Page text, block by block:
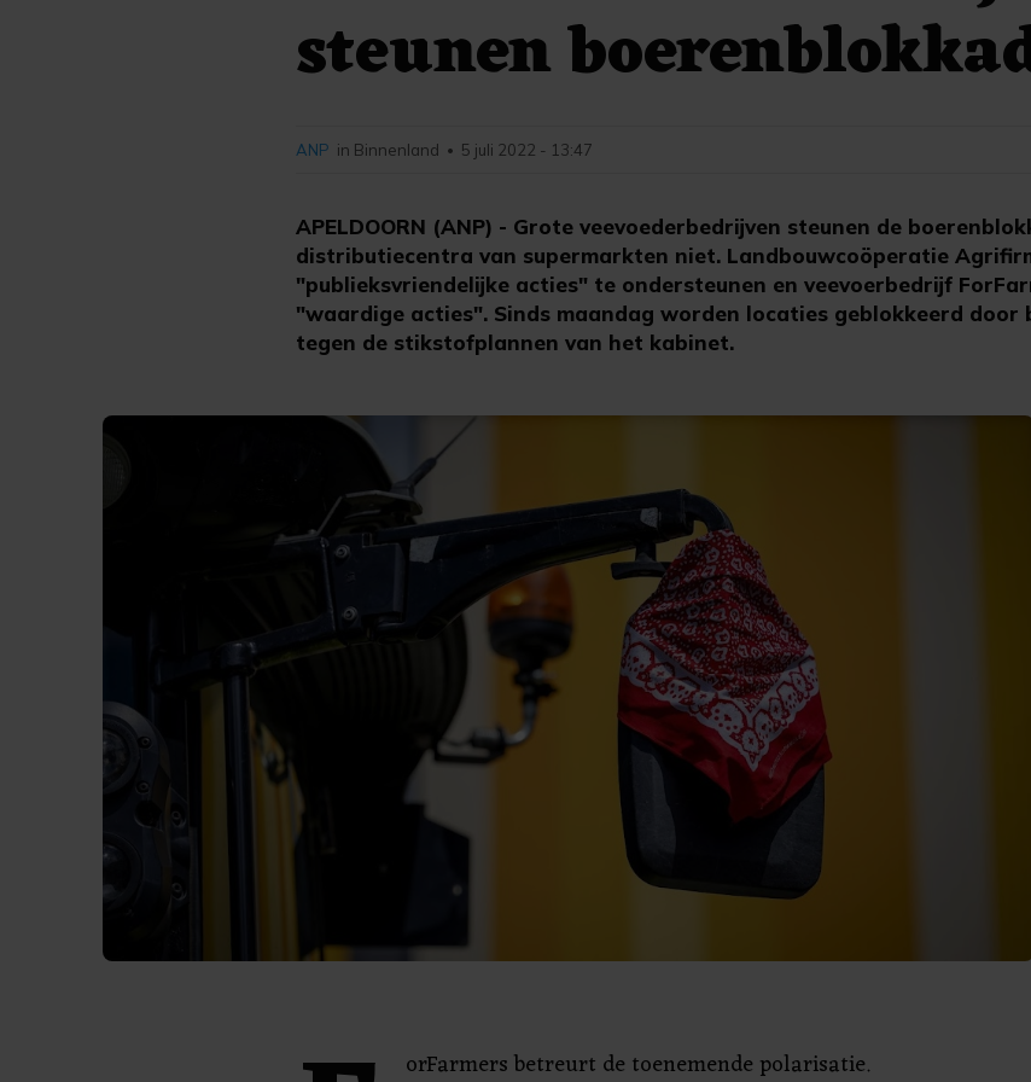
steunen
APELDOORN (ANP) - Grote veevoederbedrijven steunen de
distributiecentra van supermarkten niet. Landbouwcoöperatie
"publieksvriendelijke acties" te ondersteunen en veevoerbedrijf
"waardige acties". Sinds maandag worden locaties geblokkeerd door
tegen de stikstofplannen van het kabinet.
ANP in Binnenland • 5 juli 2022 - 13:47
orFarmers betreurt de toenemende polarisatie.